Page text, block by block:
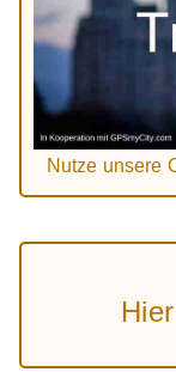
Nutze unsere